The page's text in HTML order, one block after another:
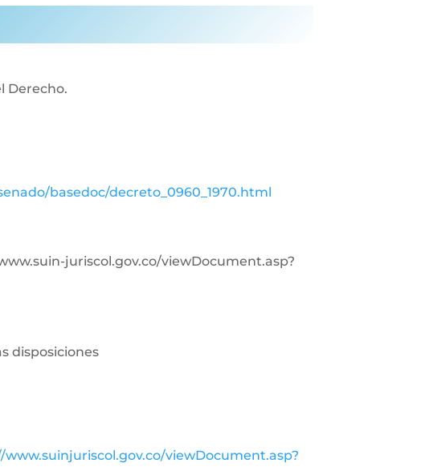
Derecho.
basedoc/decreto_0960_1970.html
juriscol.gov.co/viewDocument.asp?
disposiciones
viewDocument.asp?